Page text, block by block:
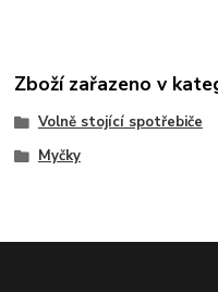
Zboží zařazeno v
Volně stojící spotřebiče
Myčky